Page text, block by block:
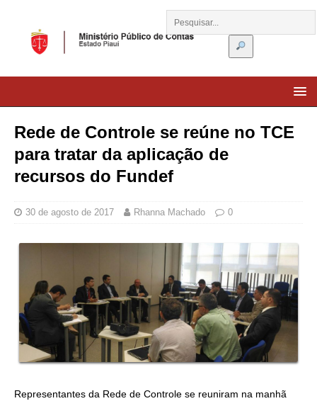
Rede de Controle se reúne no TCE
para tratar da aplicação de
recursos do Fundef
30 de agosto de 2017 Rhanna Machado 0
Representantes da Rede de Controle se reuniram na manhã